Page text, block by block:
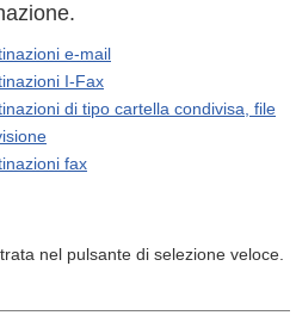
e-mail
I-Fax
di tipo cartella condivisa, file
fax
nel pulsante di selezione veloce.